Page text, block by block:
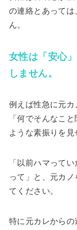
の連絡とあって
ん。
女性は「安心
しません。
例えば性急に元
「何でそんなこ
ような素振りを見
「以前ハマって
って」と、元カ
てください。
特に元カレから